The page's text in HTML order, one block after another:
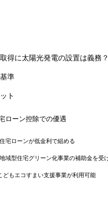
得に太陽光発電の設置は義務？
準
ト
ローン控除での優遇
宅ローンが低金利で組める
地域型住宅グリーン化事業の補助金を受
どもエコすまい支援事業が利用可能